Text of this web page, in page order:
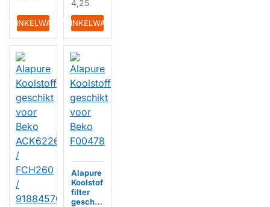
WINKELWAGEN
4,25
IN WINKELWAGEN
Alapure
Koolstof
filter
geschik